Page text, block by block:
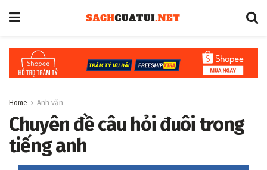
Home Anh văn
Chuyên đề câu hỏi đuôi trong
tiếng anh